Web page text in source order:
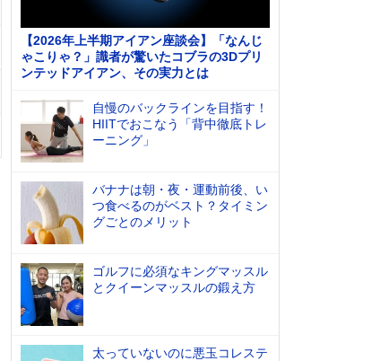
【2026年上半期アイアン座談会】「なんじ
ゃこりゃ？」識者が驚いたコブラの3Dプリ
ンテッドアイアン、その実力とは
自慢のバックラインを目指す！
HIITでおこなう「背中徹底トレ
ーニング」
バナナは朝・夜・運動前後、い
つ食べるのがベスト？タイミン
グごとのメリット
ゴルフに必須なキングマッスル
とクイーンマッスルの鍛え方
太っていないのに悪玉コレステ